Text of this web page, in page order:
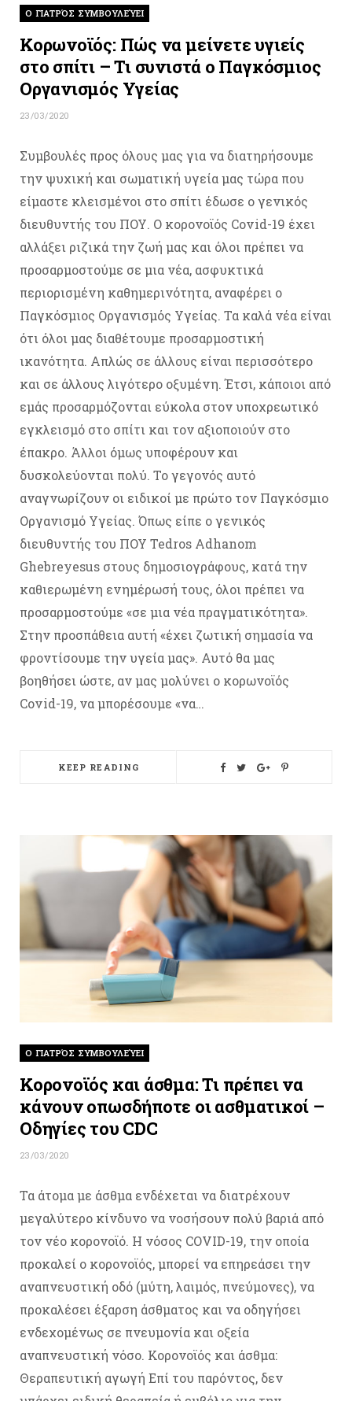
O ΓΙΑΤΡΌΣ ΣΥΜΒΟΥΛΕΎΕΙ
Κορωνοϊός: Πώς να μείνετε υγιείς
στο σπίτι – Τι συνιστά ο Παγκόσμιος
Οργανισμός Υγείας
23/03/2020
Συμβουλές προς όλους μας για να διατηρήσουμε
την ψυχική και σωματική υγεία μας τώρα που
είμαστε κλεισμένοι στο σπίτι έδωσε ο γενικός
διευθυντής του ΠΟΥ. Ο κορονοϊός Covid-19 έχει
αλλάξει ριζικά την ζωή μας και όλοι πρέπει να
προσαρμοστούμε σε μια νέα, ασφυκτικά
περιορισμένη καθημερινότητα, αναφέρει ο
Παγκόσμιος Οργανισμός Υγείας. Τα καλά νέα είναι
ότι όλοι μας διαθέτουμε προσαρμοστική
ικανότητα. Απλώς σε άλλους είναι περισσότερο
και σε άλλους λιγότερο οξυμένη. Έτσι, κάποιοι από
εμάς προσαρμόζονται εύκολα στον υποχρεωτικό
εγκλεισμό στο σπίτι και τον αξιοποιούν στο
έπακρο. Άλλοι όμως υποφέρουν και
δυσκολεύονται πολύ. Το γεγονός αυτό
αναγνωρίζουν οι ειδικοί με πρώτο τον Παγκόσμιο
Οργανισμό Υγείας. Όπως είπε ο γενικός
διευθυντής του ΠΟΥ Tedros Adhanom
Ghebreyesus στους δημοσιογράφους, κατά την
καθιερωμένη ενημέρωσή τους, όλοι πρέπει να
προσαρμοστούμε «σε μια νέα πραγματικότητα».
Στην προσπάθεια αυτή «έχει ζωτική σημασία να
φροντίσουμε την υγεία μας». Αυτό θα μας
βοηθήσει ώστε, αν μας μολύνει ο κορωνοϊός
Covid-19, να μπορέσουμε «να…
KEEP READING
O ΓΙΑΤΡΌΣ ΣΥΜΒΟΥΛΕΎΕΙ
Κορονοϊός και άσθμα: Τι πρέπει να
κάνουν οπωσδήποτε οι ασθματικοί –
Οδηγίες του CDC
23/03/2020
Τα άτομα με άσθμα ενδέχεται να διατρέχουν
μεγαλύτερο κίνδυνο να νοσήσουν πολύ βαριά από
τον νέο κορονοϊό. Η νόσος COVID-19, την οποία
προκαλεί ο κορονοϊός, μπορεί να επηρεάσει την
αναπνευστική οδό (μύτη, λαιμός, πνεύμονες), να
προκαλέσει έξαρση άσθματος και να οδηγήσει
ενδεχομένως σε πνευμονία και οξεία
αναπνευστική νόσο. Κορονοϊός και άσθμα:
Θεραπευτική αγωγή Επί του παρόντος, δεν